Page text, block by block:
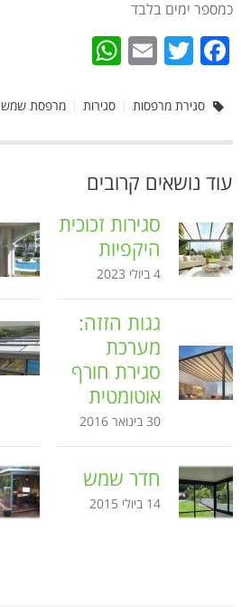
כמספר ימים בלבד
Facebook
Twitter
Email
מרפסת שמש סגירות סגירת מרפסות
עוד נושאים קרובים
סגירות זכוכית
היקפיות
4 ביולי 2023
גגות הזזה:
מערכת
סגירת חורף
אוטומטית
30 בינואר 2016
חדר שמש
14 ביולי 2015